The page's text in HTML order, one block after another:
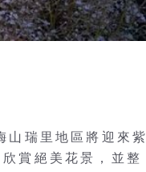
山瑞里地區將迎來紫
賞絕美花景，並整